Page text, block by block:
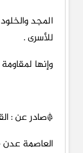
المجد
للأسرى .
وإنها
*صادر عن :
العاصمة عدن – 17